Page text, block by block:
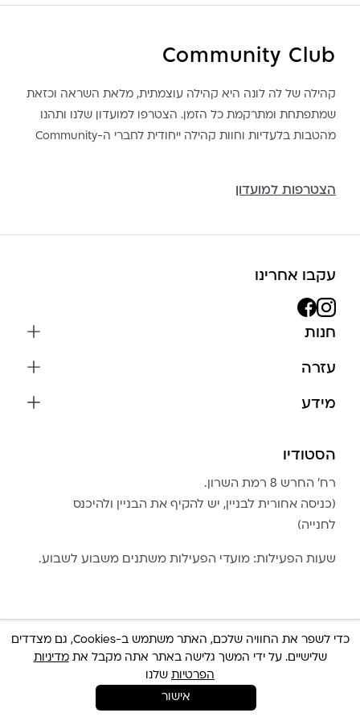
Community Club
קהילה של לה לונה היא קהילה עוצמתית, מלאת השראה וכזאת
שמתפתחת ומתרקמת כל הזמן. הצטרפו למועדון שלנו ותהנו
מהטבות בלעדיות וחוות קהילה ייחודית לחברי ה-Community
הצטרפות למועדון
עקבו אחרינו
חנות
צמידים
בגדים
אביזרים
גברים
LA LUNA HOME
עזרה
צור קשר
מידע
שמירה על התכשיטים
הצהרת נגישות
טבלת מידות טבעות
Community Club
הסטודיו
רח׳ החרש 8 רמת השרון.
(כניסה אחורית לבניין, יש להקיף את הבניין ולהיכנס
לחנייה)
שעות הפעילות: מועדי הפעילות משתנים משבוע לשבוע.
© כל הזכויות שמורות 2025 Built By IWP
כדי לשפר את החוויה שלכם, האתר משתמש ב-Cookies, גם מצדדים
שלישיים. על ידי המשך גלישה באתר אתה מקבל אתמדיניות
הפרטיות שלנו
אישור
צריכה עזרה ?